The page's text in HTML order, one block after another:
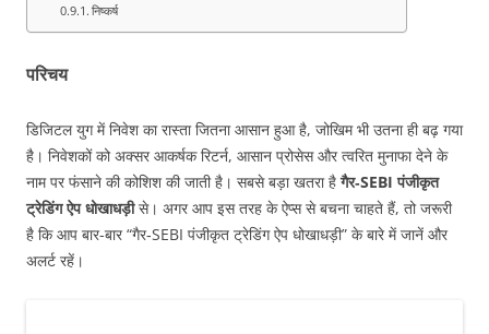
निष्कर्ष
परिचय
डिजिटल युग में निवेश का रास्ता जितना आसान हुआ है, जोखिम भी उतना ही बढ़ गया
है। निवेशकों को अक्सर आकर्षक रिटर्न, आसान प्रोसेस और त्वरित मुनाफा देने के
नाम पर फंसाने की कोशिश की जाती है। सबसे बड़ा खतरा हैगैर‑SEBI पंजीकृत
ट्रेडिंग ऐप धोखाधड़ीसे। अगर आप इस तरह के ऐप्स से बचना चाहते हैं, तो जरूरी
है कि आप बार-बार “गैर‑SEBI पंजीकृत ट्रेडिंग ऐप धोखाधड़ी” के बारे में जानें और
अलर्ट रहें।